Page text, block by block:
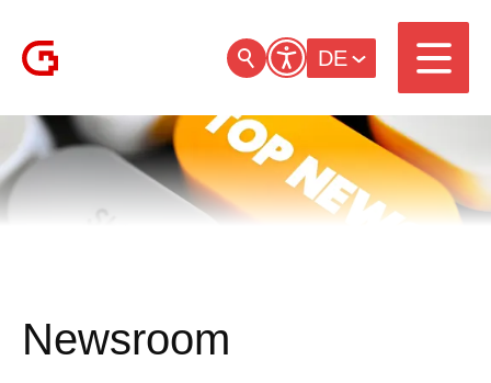
DE
Newsroom